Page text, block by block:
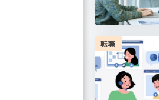
転職